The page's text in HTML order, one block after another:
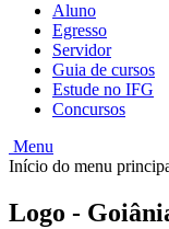
Aluno
Egresso
Servidor
Guia de cursos
Estude no IFG
Concursos
Menu
Início do menu
Logo -